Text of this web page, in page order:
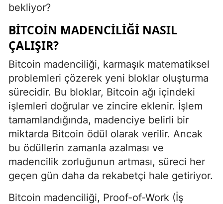
bekliyor?
BITCOIN MADENCILIĞI NASIL
ÇALIŞIR?
Bitcoin madenciliği, karmaşık matematiksel
problemleri çözerek yeni bloklar oluşturma
sürecidir. Bu bloklar, Bitcoin ağı içindeki
işlemleri doğrular ve zincire eklenir. İşlem
tamamlandığında, madenciye belirli bir
miktarda Bitcoin ödül olarak verilir. Ancak
bu ödüllerin zamanla azalması ve
madencilik zorluğunun artması, süreci her
geçen gün daha da rekabetçi hale getiriyor.
Bitcoin madenciliği, Proof-of-Work (İş